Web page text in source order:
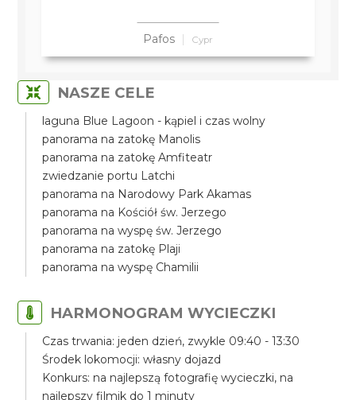
Pafos Cypr
NASZE CELE
laguna Blue Lagoon - kąpiel i czas wolny
panorama na zatokę Manolis
panorama na zatokę Amfiteatr
zwiedzanie portu Latchi
panorama na Narodowy Park Akamas
panorama na Kościół św. Jerzego
panorama na wyspę św. Jerzego
panorama na zatokę Plaji
panorama na wyspę Chamilii
HARMONOGRAM WYCIECZKI
Czas trwania: jeden dzień, zwykle 09:40 - 13:30
Środek lokomocji: własny dojazd
Konkurs: na najlepszą fotografię wycieczki, na
najlepszy filmik do 1 minuty